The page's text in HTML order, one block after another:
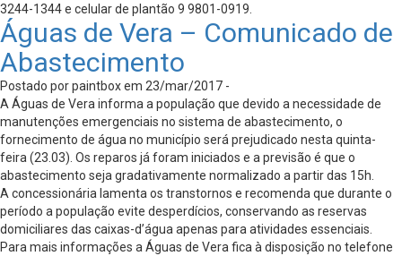
3244-1344 e celular de plantão 9 9801-0919.
Águas de Vera – Comunicado de
Abastecimento
Postado por paintbox em 23/mar/2017 -
A Águas de Vera informa a população que devido a necessidade de
manutenções emergenciais no sistema de abastecimento, o
fornecimento de água no município será prejudicado nesta quinta-
feira (23.03). Os reparos já foram iniciados e a previsão é que o
abastecimento seja gradativamente normalizado a partir das 15h.
A concessionária lamenta os transtornos e recomenda que durante o
período a população evite desperdícios, conservando as reservas
domiciliares das caixas-d’água apenas para atividades essenciais.
Para mais informações a Águas de Vera fica à disposição no telefone